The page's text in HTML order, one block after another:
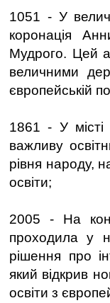
1051 - У
коронація
Мудрого. Цей
величними
європейській
1861 - У
важливу
рівня народу,
освіти;
2005 - На
проходила у
рішення про
який відкрив
освіти з